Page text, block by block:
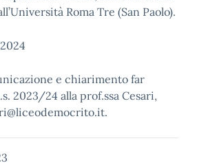
Roma Tre (San Paolo).
e chiarimento far
2023/24 alla prof.ssa Cesari,